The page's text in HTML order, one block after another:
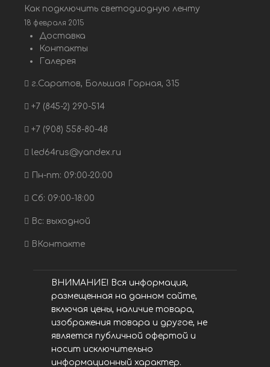
Как подключить светодиодную ленту
18 февраля 2015
Доставка
Контакты
Галерея
г.Саратов, Большая Горная, 315
+7 (845-2) 290-514
+7 (908) 558-80-48
led64rus@yandex.ru
Пн-пт: 09:00-20:00
Сб: 09:00-18:00
Вс: выходной
ВКонтакте
ВНИМАНИЕ! Вся информация,
размещенная на данном сайте,
включая цены, наличие товара,
изображения товара и другое, не
является публичной офертой и
носит исключительно
информационный характер.